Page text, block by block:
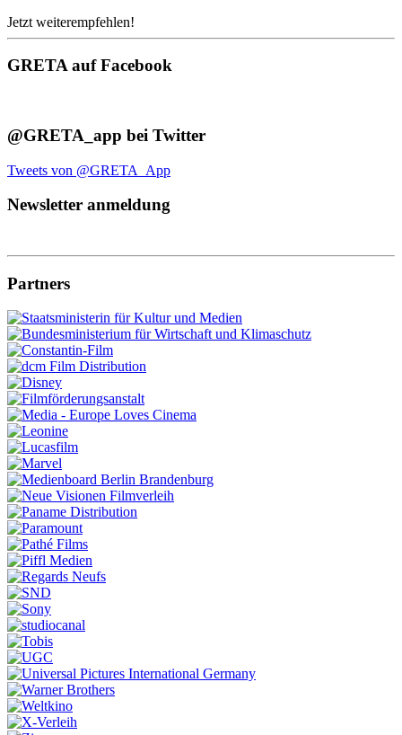
Jetzt weiterempfehlen!
GRETA auf Facebook
@GRETA_app bei Twitter
Tweets von @GRETA_App
Newsletter anmeldung
Partners